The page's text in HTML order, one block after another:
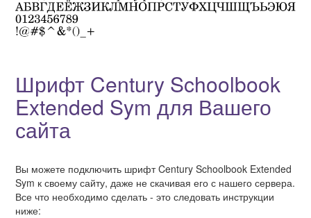
Шрифт Century Schoolbook
Extended Sym для Вашего
сайта
Вы можете подключить шрифт Century Schoolbook Extended
Sym к своему сайту, даже не скачивая его с нашего сервера.
Все что необходимо сделать - это следовать инструкции
ниже: